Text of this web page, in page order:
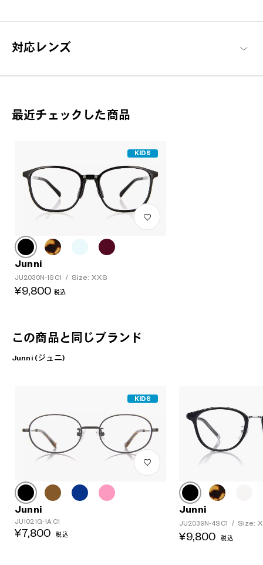
開するキッズブランド。お子様にも安心してかけていただけるよ
Junni 商品一覧へ
対応レンズ
最近チェックした商品
KIDS
Junni
JU2030N-1S C1 / Size: XXS
¥9,800 税込
この商品と同じブランド
Junni (ジュニ)
KIDS
Junni
JU1021G-1A C1
¥7,800 税込
Junni
JU2039N-4S C1 / Size:
¥9,800 税込